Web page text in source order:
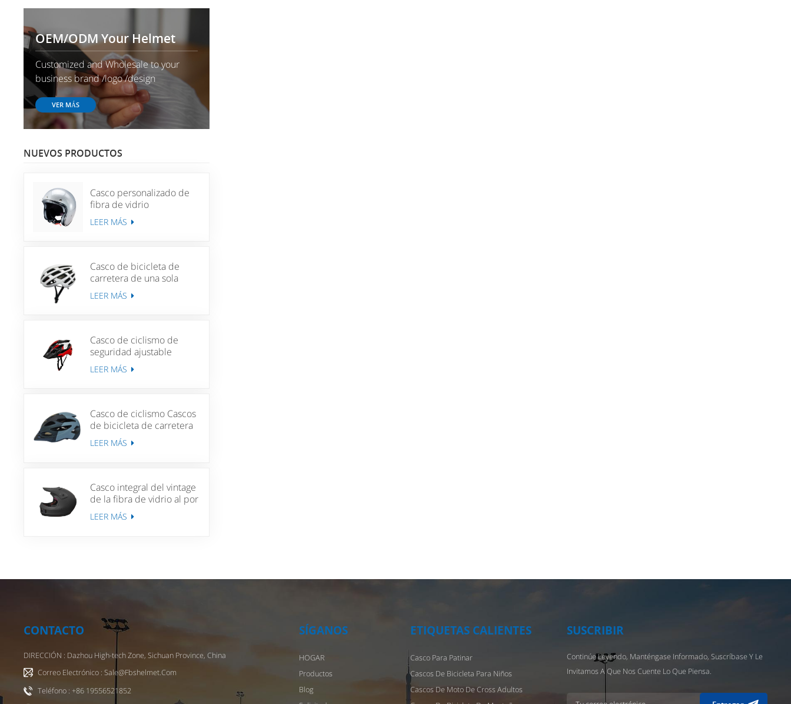
OEM/ODM Your Helmet
Customized and Wholesale to your
business brand /logo /design
VER MÁS
NUEVOS PRODUCTOS
Casco personalizado de
fibra de vidrio
personalizado casco de
motociclista
LEER MÁS
Casco de bicicleta de
carretera de una sola
pieza para adultos, casco
de aventura para ciclismo
LEER MÁS
Casco de ciclismo de
seguridad ajustable
Unisex MTB ciclismo
cuesta abajo bicicleta de
LEER MÁS
Casco de ciclismo Cascos
de bicicleta de carretera
de carrera para hombres
Mujeres MTB Casco de
LEER MÁS
Casco integral del vintage
de la fibra de vidrio al por
mayor para los cascos de
Moto de la vespa
LEER MÁS
CONTACTO
DIRECCIÓN : Dazhou High-tech Zone, Sichuan Province, China
Correo Electrónico : Sale@fbshelmet.com
Teléfono : +86 19556521852
SÍGANOS
HOGAR
Productos
Blog
ETIQUETAS CALIENTES
Casco Para Patinar
Cascos De Bicicleta Para Niños
Cascos De Moto De Cross Adultos
SUSCRIBIR
Continúe Leyendo, Manténgase Informado, Suscríbase Y Le
Invitamos A Que Nos Cuente Lo Que Piensa.